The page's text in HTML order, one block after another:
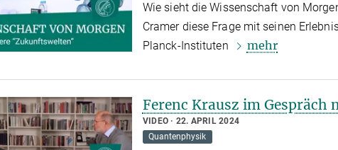
Wie sieht die Wissenschaft von
Cramer diese Frage mit seinen
Planck-Instituten
mehr
Ferenc Krausz im Gespräch
VIDEO
22. APRIL 2024
Quantenphysik